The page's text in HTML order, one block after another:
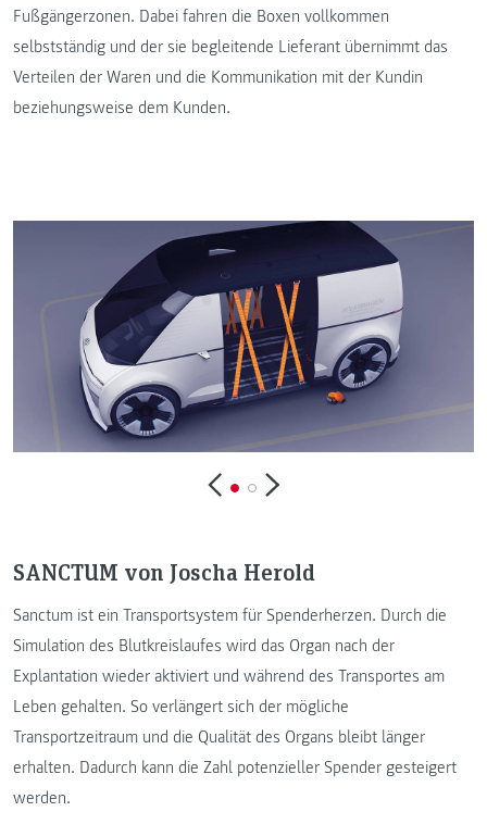
Fußgängerzonen. Dabei fahren die Boxen vollkommen
selbstständig und der sie begleitende Lieferant übernimmt das
Verteilen der Waren und die Kommunikation mit der Kundin
beziehungsweise dem Kunden.
SANCTUM von Joscha Herold
Sanctum ist ein Transportsystem für Spenderherzen. Durch die
Simulation des Blutkreislaufes wird das Organ nach der
Explantation wieder aktiviert und während des Transportes am
Leben gehalten. So verlängert sich der mögliche
Transportzeitraum und die Qualität des Organs bleibt länger
erhalten. Dadurch kann die Zahl potenzieller Spender gesteigert
werden.